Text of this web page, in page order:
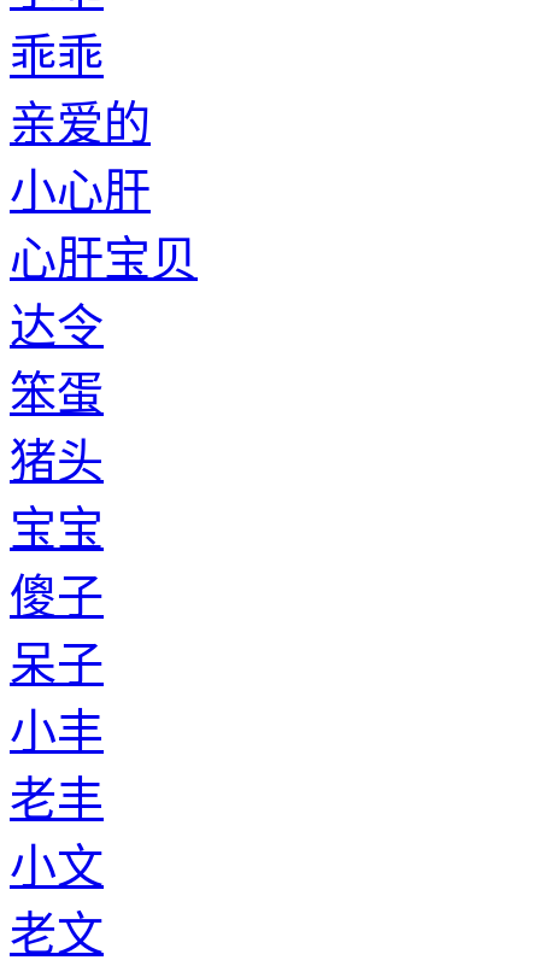
乖乖
亲爱的
小心肝
心肝宝贝
达令
笨蛋
猪头
宝宝
傻子
呆子
小丰
老丰
小文
老文